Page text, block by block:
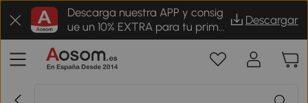
Descarga nuestra APP y consig
ue un 10% EXTRA para tu prime
r pedido
Descargar